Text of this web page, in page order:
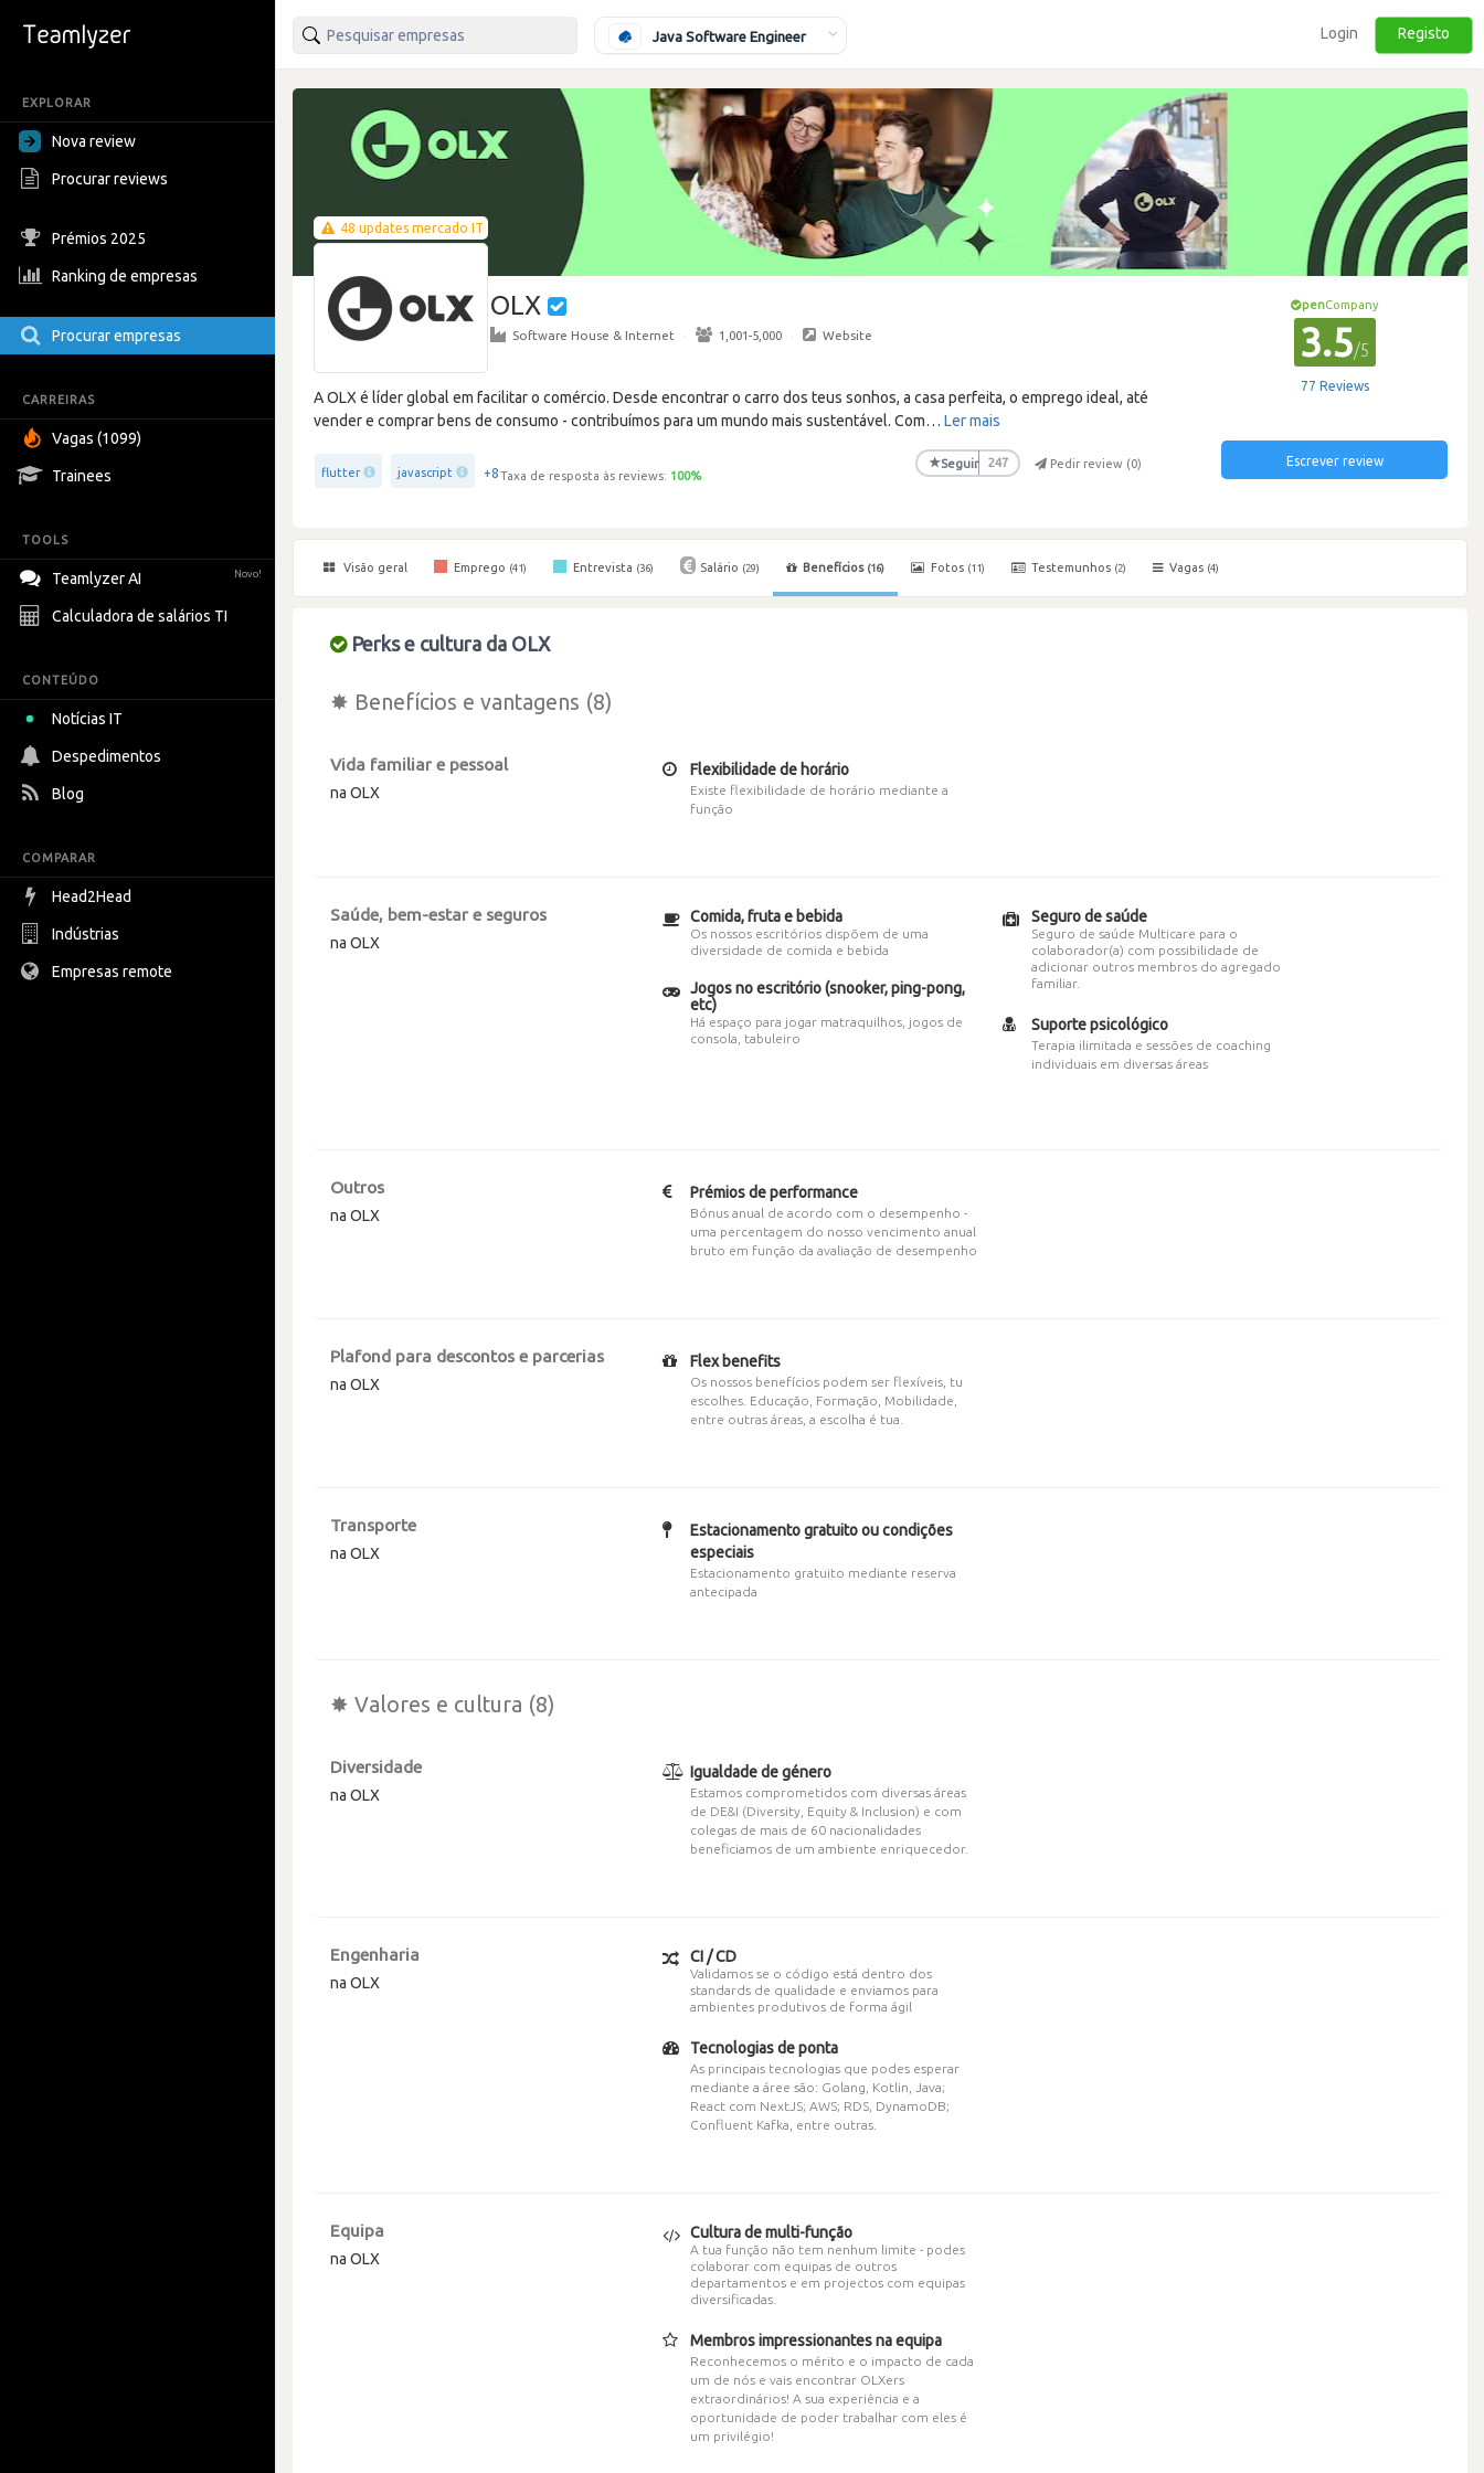
EXPLORAR
Nova review
Procurar reviews
Prémios 2025
Ranking de empresas
Procurar empresas
CARREIRAS
Vagas (1099)
Trainees
TOOLS
Teamlyzer AI Novo!
Calculadora de salários TI
CONTEÚDO
Notícias IT
Despedimentos
Blog
COMPARAR
Head2Head
Indústrias
Empresas remote
Java Software Engineer Login Registo
48 updates mercado IT
OLX
Software House & Internet · 1,001-5,000 · Website
A OLX é líder global em facilitar o comércio. Desde encontrar o carro dos teus sonhos, a casa perfeita, o emprego ideal, até
vender e comprar bens de consumo - contribuímos para um mundo mais sustentável. Com… Ler mais
flutter javascript +8Taxa de resposta às reviews: 100%
★Seguir 247 Pedir review (0)
penCompany
3.5/5
77 Reviews
Escrever review
Visão geral Emprego (41) Entrevista (36) Salário (29) Benefícios (16) Fotos (11) Testemunhos (2) Vagas (4)
Perks e cultura da OLX
✸ Benefícios e vantagens (8)
Vida familiar e pessoal
na OLX
Flexibilidade de horário
Existe flexibilidade de horário mediante a
função
Saúde, bem-estar e seguros
na OLX
Comida, fruta e bebida
Os nossos escritórios dispõem de uma
diversidade de comida e bebida
Jogos no escritório (snooker, ping-pong,
etc)
Há espaço para jogar matraquilhos, jogos de
consola, tabuleiro
Seguro de saúde
Seguro de saúde Multicare para o
colaborador(a) com possibilidade de
adicionar outros membros do agregado
familiar.
Suporte psicológico
Terapia ilimitada e sessões de coaching
individuais em diversas áreas
Outros
na OLX
Prémios de performance
Bónus anual de acordo com o desempenho -
uma percentagem do nosso vencimento anual
bruto em função da avaliação de desempenho
Plafond para descontos e parcerias
na OLX
Flex benefits
Os nossos benefícios podem ser flexíveis, tu
escolhes. Educação, Formação, Mobilidade,
entre outras áreas, a escolha é tua.
Transporte
na OLX
Estacionamento gratuito ou condições
especiais
Estacionamento gratuito mediante reserva
antecipada
✸ Valores e cultura (8)
Diversidade
na OLX
Igualdade de género
Estamos comprometidos com diversas áreas
de DE&I (Diversity, Equity & Inclusion) e com
colegas de mais de 60 nacionalidades
beneficiamos de um ambiente enriquecedor.
Engenharia
na OLX
CI / CD
Validamos se o código está dentro dos
standards de qualidade e enviamos para
ambientes produtivos de forma ágil
Tecnologias de ponta
As principais tecnologias que podes esperar
mediante a áree são: Golang, Kotlin, Java;
React com NextJS; AWS; RDS, DynamoDB;
Confluent Kafka, entre outras.
Equipa
na OLX
Cultura de multi-função
A tua função não tem nenhum limite - podes
colaborar com equipas de outros
departamentos e em projectos com equipas
diversificadas.
Membros impressionantes na equipa
Reconhecemos o mérito e o impacto de cada
um de nós e vais encontrar OLXers
extraordinários! A sua experiência e a
oportunidade de poder trabalhar com eles é
um privilégio!